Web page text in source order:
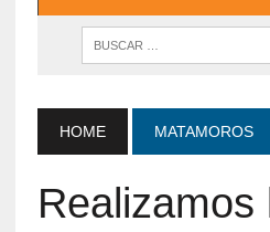
HOME MATAMOROS
Realizamos